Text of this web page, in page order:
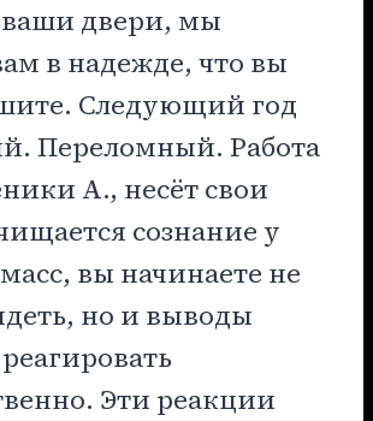
двери, мы
в надежде, что вы
Следующий год
Переломный. Работа
А., несёт свои
сознание у
вы начинаете не
но и выводы
Эти реакции